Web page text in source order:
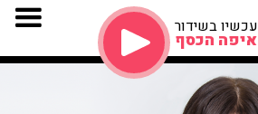
עכשיו בשידור
איפה הכסף